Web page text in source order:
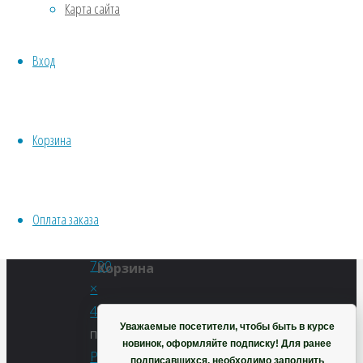
Карта сайта
Вход
Корзина
Оплата заказаПолный
790
×
492
пикселей
Родиола,
Водные
Весь перечень семян магазина
Кашпо, горшки
Корзина
Уважаемые посетители, чтобы быть в курсе
новинок, оформляйте подписку! Для ранее